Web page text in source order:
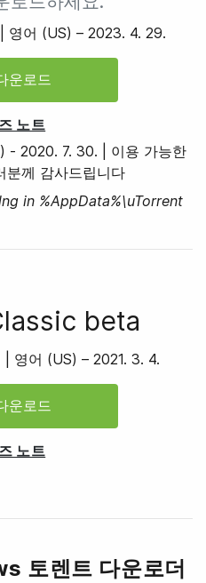
영어 (US) – 2023. 4. 29.
운로드
노트
- 2020. 7. 30.
이용 가능한
분께 감사드립니다
in %AppData%\uTorrent
beta
영어 (US) – 2021. 3. 4.
운로드
노트
토렌트 다운로더